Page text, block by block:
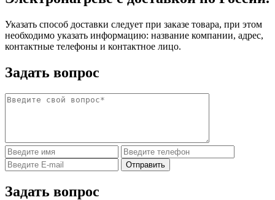
Указать способ доставки следует при заказе товара, при этом
необходимо указать информацию: название компании, адрес,
контактные телефоны и контактное лицо.
Задать вопрос
Задать вопрос